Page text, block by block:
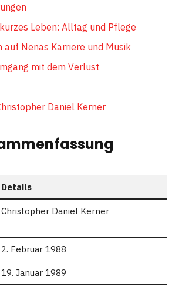
Leben: Alltag und Pflege
auf Nenas Karriere und Musik
mit dem Verlust
Daniel Kerner
Details
Christopher Daniel Kerner
2. Februar 1988
19. Januar 1989